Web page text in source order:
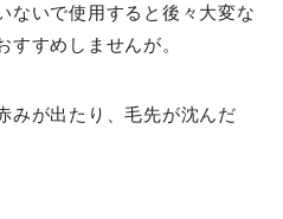
ないで使用すると後々大変な
すすめしませんが。
みが出たり、毛先が沈んだ